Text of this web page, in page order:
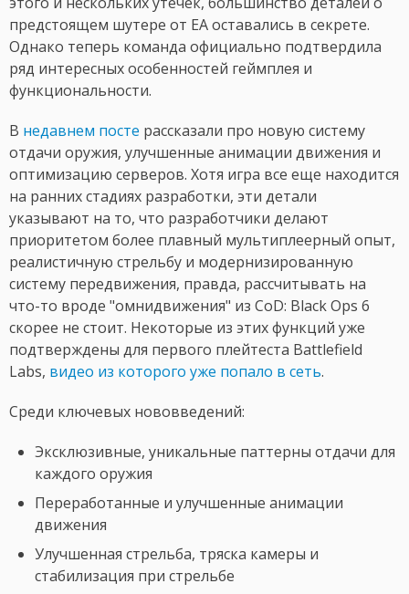
предстоящем шутере от EA оставались в секрете.
Однако теперь команда официально подтвердила
ряд интересных особенностей геймплея и
функциональности.
В недавнем посте рассказали про новую систему
отдачи оружия, улучшенные анимации движения и
оптимизацию серверов. Хотя игра все еще находится
на ранних стадиях разработки, эти детали
указывают на то, что разработчики делают
приоритетом более плавный мультиплеерный опыт,
реалистичную стрельбу и модернизированную
систему передвижения, правда, рассчитывать на
что-то вроде "омнидвижения" из CoD: Black Ops 6
скорее не стоит. Некоторые из этих функций уже
подтверждены для первого плейтеста Battlefield
Labs, видео из которого уже попало в сеть.
Среди ключевых нововведений:
Эксклюзивные, уникальные паттерны отдачи для
каждого оружия
Переработанные и улучшенные анимации
движения
Улучшенная стрельба, тряска камеры и
стабилизация при стрельбе